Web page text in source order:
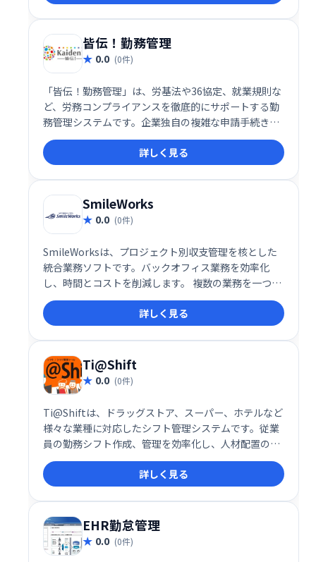
皆伝！勤務管理
0.0 (0件)
「皆伝！勤務管理」は、労基法や36協定、就業規則な
ど、労務コンプライアンスを徹底的にサポートする勤
務管理システムです。企業独自の複雑な申請手続きに
も柔軟に対応し、コンプライアンス強化と業務効率化
を実現します。安心して使える、頼れる勤務管理シス
テムです。
詳しく見る
SmileWorks
0.0 (0件)
SmileWorksは、プロジェクト別収支管理を核とした
統合業務ソフトです。バックオフィス業務を効率化
し、時間とコストを削減します。 複数の業務を一つに
まとめることで、作業の重複をなくし、全体的な生産
性を向上させます。 プロジェクトの収支状況をリアル
タイムで把握し、迅速な意思決定をサポートします。
詳しく見る
Ti@Shift
0.0 (0件)
Ti@Shiftは、ドラッグストア、スーパー、ホテルなど
様々な業種に対応したシフト管理システムです。従業
員の勤務シフト作成、管理を効率化し、人材配置の最
適化を支援します。多様な業種に対応した柔軟な機能
と使いやすさで、スムーズなシフト管理を実現しま
す。
詳しく見る
EHR勤怠管理
0.0 (0件)